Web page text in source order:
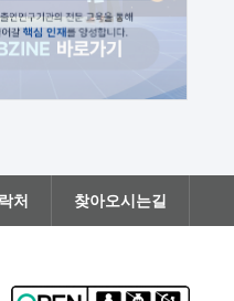
처 찾아오시는길